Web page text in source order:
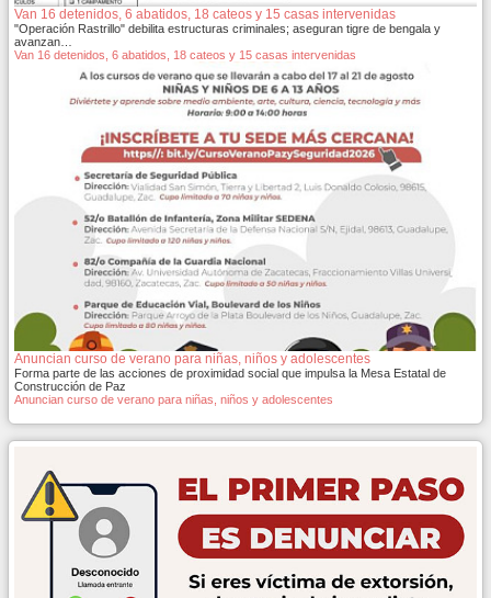
Van 16 detenidos, 6 abatidos, 18 cateos y 15 casas intervenidas
"Operación Rastrillo" debilita estructuras criminales; aseguran tigre de bengala y
avanzan…
Van 16 detenidos, 6 abatidos, 18 cateos y 15 casas intervenidas
Anuncian curso de verano para niñas, niños y adolescentes
Forma parte de las acciones de proximidad social que impulsa la Mesa Estatal de
Construcción de Paz
Anuncian curso de verano para niñas, niños y adolescentes